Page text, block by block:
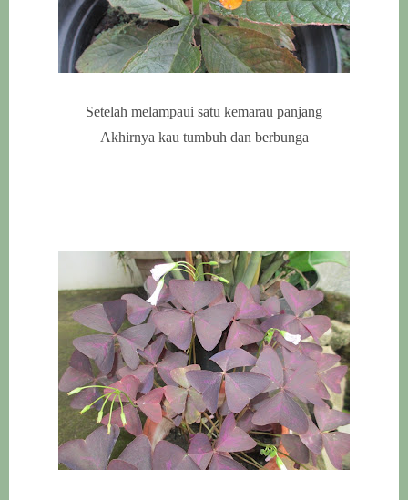
Setelah melampaui satu kemarau panjang
Akhirnya kau tumbuh dan berbunga